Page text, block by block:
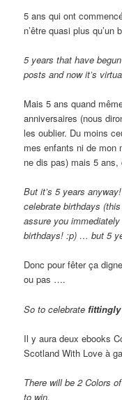
5 ans qui ont
n’être quasi plus
5 years that have
posts and now it’s
Mais 5 ans quand
anniversaires (nous
les oublier. Du moins
mes enfants ni de mon
ne dis pas) mais 5 ans,
But it’s 5 years
celebrate birthdays
assure you
birthdays! :p) … but 5
Donc pour fêter ça
ou pas ….
So to celebrate fittingly
Il y aura deux ebooks
Scotland With Love à
There will be 2 Colors
to win.